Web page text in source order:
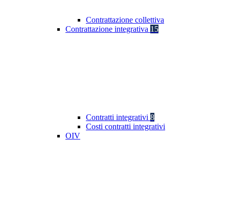
Contrattazione collettiva
Contrattazione integrativa 15
Contratti integrativi 8
Costi contratti integrativi
OIV